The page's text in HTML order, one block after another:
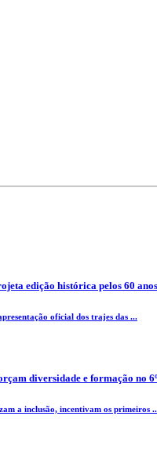
edição histórica pelos 60
oficial dos trajes das ...
diversidade e formação no
a inclusão, incentivam os primeiros